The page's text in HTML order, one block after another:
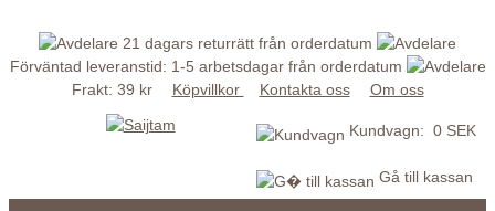
21 dagars returrätt från orderdatum
Förväntad leveranstid: 1-5 arbetsdagar från orderdatum
Frakt: 39 kr
Köpvillkor Kontakta oss Om oss
Kundvagn: 0 SEK
Gå till kassan